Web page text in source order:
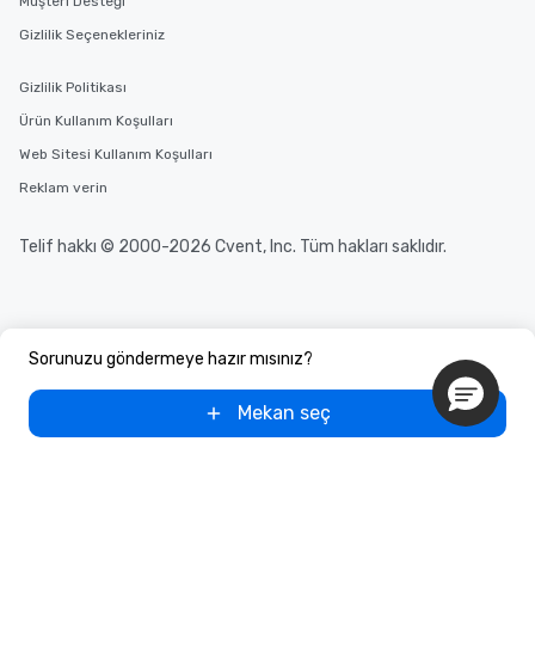
Sorunuzu göndermeye hazır mısınız?
Mekan seç
Gizlilik Seçenekleriniz
Gizlilik Politikası
Ürün Kullanım Koşulları
Web Sitesi Kullanım Koşulları
Reklam verin
Telif hakkı © 2000-2026 Cvent, Inc. Tüm hakları saklıdır.